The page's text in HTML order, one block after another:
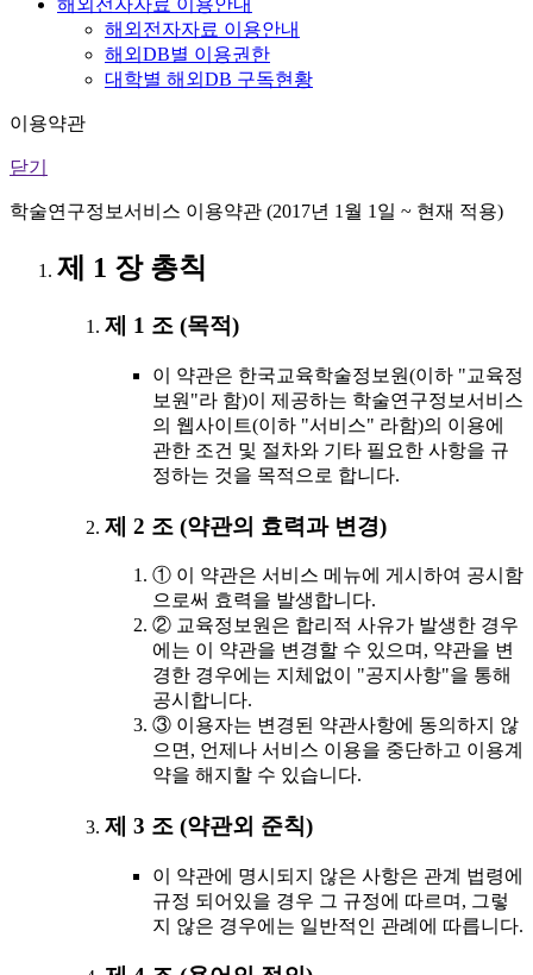
해외전자자료 이용안내
해외전자자료 이용안내
해외DB별 이용권한
대학별 해외DB 구독현황
이용약관
닫기
학술연구정보서비스 이용약관 (2017년 1월 1일 ~ 현재 적용)
제 1 장 총칙
제 1 조 (목적)
이 약관은 한국교육학술정보원(이하 "교육정
보원"라 함)이 제공하는 학술연구정보서비스
의 웹사이트(이하 "서비스" 라함)의 이용에
관한 조건 및 절차와 기타 필요한 사항을 규
정하는 것을 목적으로 합니다.
제 2 조 (약관의 효력과 변경)
① 이 약관은 서비스 메뉴에 게시하여 공시함
으로써 효력을 발생합니다.
② 교육정보원은 합리적 사유가 발생한 경우
에는 이 약관을 변경할 수 있으며, 약관을 변
경한 경우에는 지체없이 "공지사항"을 통해
공시합니다.
③ 이용자는 변경된 약관사항에 동의하지 않
으면, 언제나 서비스 이용을 중단하고 이용계
약을 해지할 수 있습니다.
제 3 조 (약관외 준칙)
이 약관에 명시되지 않은 사항은 관계 법령에
규정 되어있을 경우 그 규정에 따르며, 그렇
지 않은 경우에는 일반적인 관례에 따릅니다.